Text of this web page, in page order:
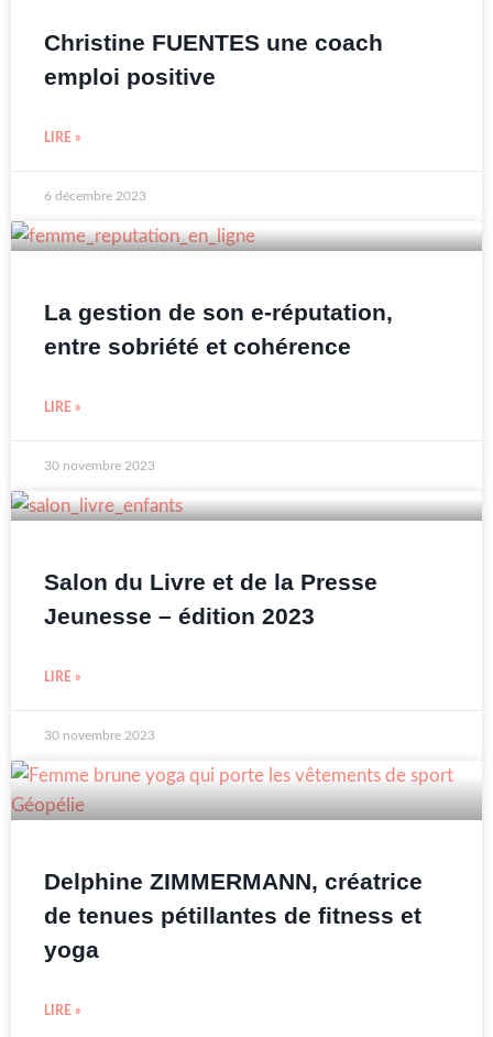
Christine FUENTES une coach
emploi positive
LIRE »
6 décembre 2023
La gestion de son e-réputation,
entre sobriété et cohérence
LIRE »
30 novembre 2023
Salon du Livre et de la Presse
Jeunesse – édition 2023
LIRE »
30 novembre 2023
Delphine ZIMMERMANN, créatrice
de tenues pétillantes de fitness et
yoga
LIRE »